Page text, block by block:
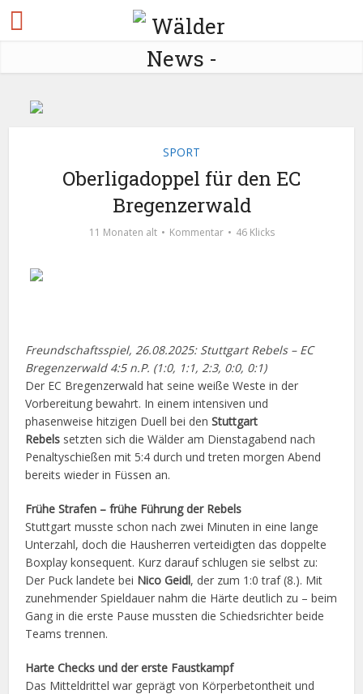
SPORT
Oberligadoppel für den EC
Bregenzerwald
11 Monaten alt Kommentar 46 Klicks
Freundschaftsspiel, 26.08.2025: Stuttgart Rebels – EC
Bregenzerwald 4:5 n.P. (1:0, 1:1, 2:3, 0:0, 0:1)
Der EC Bregenzerwald hat seine weiße Weste in der
Vorbereitung bewahrt. In einem intensiven und
phasenweise hitzigen Duell bei denStuttgart
Rebels setzten sich die Wälder am Dienstagabend nach
Penaltyschießen mit 5:4 durch und treten morgen Abend
bereits wieder in Füssen an.
Frühe Strafen – frühe Führung der Rebels
Stuttgart musste schon nach zwei Minuten in eine lange
Unterzahl, doch die Hausherren verteidigten das doppelte
Boxplay konsequent. Kurz darauf schlugen sie selbst zu:
Der Puck landete bei Nico Geidl, der zum 1:0 traf (8.). Mit
zunehmender Spieldauer nahm die Härte deutlich zu – beim
Gang in die erste Pause mussten die Schiedsrichter beide
Teams trennen.
Harte Checks und der erste Faustkampf
Das Mitteldrittel war geprägt von Körperbetontheit und